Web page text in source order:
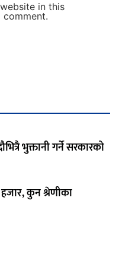
in this
भुक्तानी गर्ने सरकारको
कुन श्रेणीका